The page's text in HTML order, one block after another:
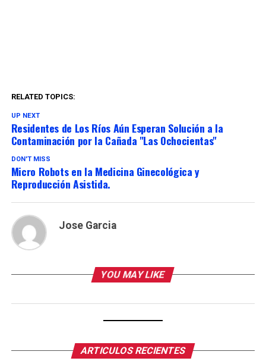
RELATED TOPICS:
UP NEXT
Residentes de Los Ríos Aún Esperan Solución a la
Contaminación por la Cañada "Las Ochocientas"
DON'T MISS
Micro Robots en la Medicina Ginecológica y
Reproducción Asistida.
Jose Garcia
YOU MAY LIKE
ARTICULOS RECIENTES